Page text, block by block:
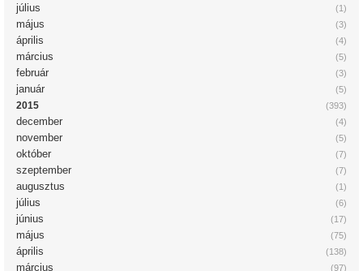
(1)
július
(3)
május
(4)
április
(5)
március
(3)
február
(5)
január
(393)
2015
(4)
december
(5)
november
(7)
október
(7)
szeptember
(1)
augusztus
(6)
július
(17)
június
(75)
május
(138)
április
(97)
március